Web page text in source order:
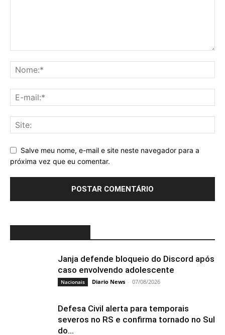
Salve meu nome, e-mail e site neste navegador para a
próxima vez que eu comentar.
Janja defende bloqueio do Discord após
caso envolvendo adolescente
Nacionais Diario News - 07/08/2026
Defesa Civil alerta para temporais
severos no RS e confirma tornado no Sul
do...